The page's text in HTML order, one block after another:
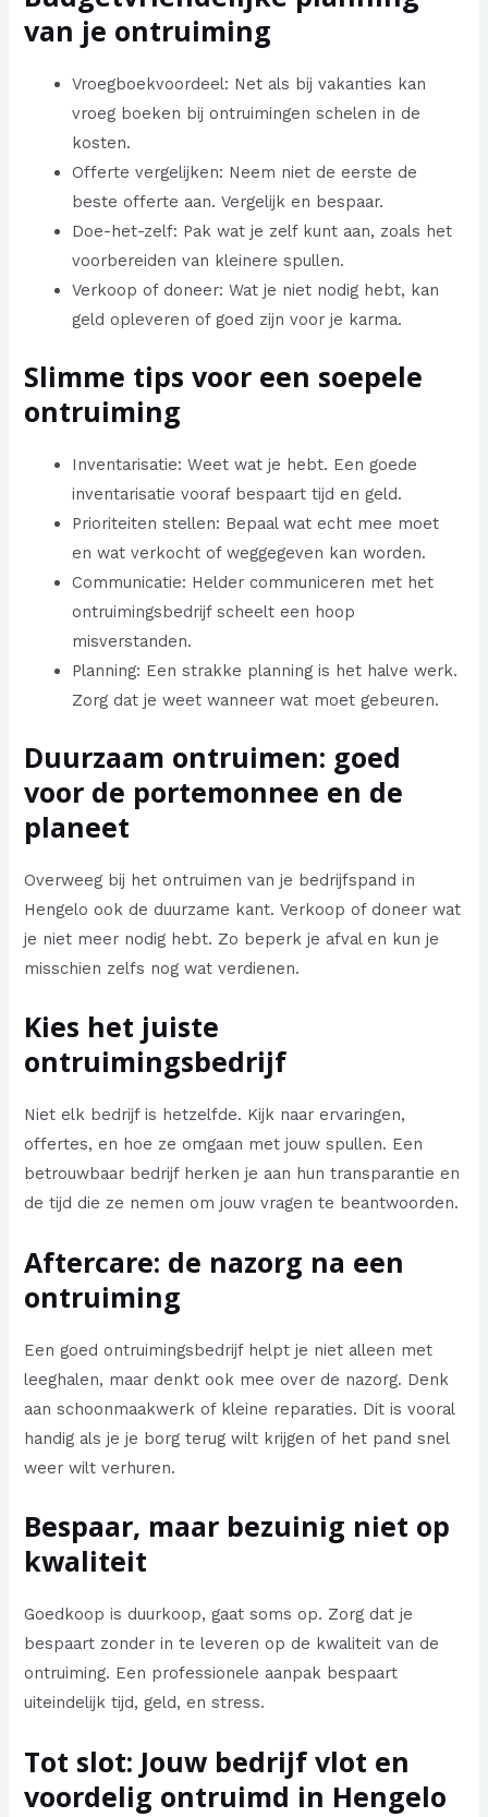
van je ontruiming
Vroegboekvoordeel: Net als bij vakanties kan
vroeg boeken bij ontruimingen schelen in de
kosten.
Offerte vergelijken: Neem niet de eerste de
beste offerte aan. Vergelijk en bespaar.
Doe-het-zelf: Pak wat je zelf kunt aan, zoals het
voorbereiden van kleinere spullen.
Verkoop of doneer: Wat je niet nodig hebt, kan
geld opleveren of goed zijn voor je karma.
Slimme tips voor een soepele
ontruiming
Inventarisatie: Weet wat je hebt. Een goede
inventarisatie vooraf bespaart tijd en geld.
Prioriteiten stellen: Bepaal wat echt mee moet
en wat verkocht of weggegeven kan worden.
Communicatie: Helder communiceren met het
ontruimingsbedrijf scheelt een hoop
misverstanden.
Planning: Een strakke planning is het halve werk.
Zorg dat je weet wanneer wat moet gebeuren.
Duurzaam ontruimen: goed
voor de portemonnee en de
planeet
Overweeg bij het ontruimen van je bedrijfspand in
Hengelo ook de duurzame kant. Verkoop of doneer wat
je niet meer nodig hebt. Zo beperk je afval en kun je
misschien zelfs nog wat verdienen.
Kies het juiste
ontruimingsbedrijf
Niet elk bedrijf is hetzelfde. Kijk naar ervaringen,
offertes, en hoe ze omgaan met jouw spullen. Een
betrouwbaar bedrijf herken je aan hun transparantie en
de tijd die ze nemen om jouw vragen te beantwoorden.
Aftercare: de nazorg na een
ontruiming
Een goed ontruimingsbedrijf helpt je niet alleen met
leeghalen, maar denkt ook mee over de nazorg. Denk
aan schoonmaakwerk of kleine reparaties. Dit is vooral
handig als je je borg terug wilt krijgen of het pand snel
weer wilt verhuren.
Bespaar, maar bezuinig niet op
kwaliteit
Goedkoop is duurkoop, gaat soms op. Zorg dat je
bespaart zonder in te leveren op de kwaliteit van de
ontruiming. Een professionele aanpak bespaart
uiteindelijk tijd, geld, en stress.
Tot slot: Jouw bedrijf vlot en
voordelig ontruimd in Hengelo